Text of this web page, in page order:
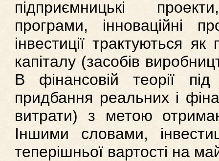
підприємницькі
програми, інноваційні
інвестиції трактуються
капіталу (засобів
В фінансовій теорії під
придбання реальних і
витрати) з метою
Іншими словами,
теперішньої вартості на